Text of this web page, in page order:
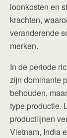
loonkosten en
krachten,
veranderende
merken.
In de periode
zijn dominante
behouden,
type productie.
productlijnen
Vietnam, India